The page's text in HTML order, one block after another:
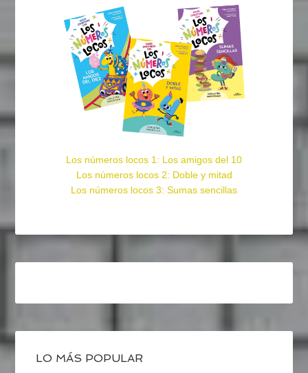
Los números locos 1: Los amigos del 10
Los números locos 2: Doble y mitad
Los números locos 3: Sumas sencillas
LO MÁS POPULAR